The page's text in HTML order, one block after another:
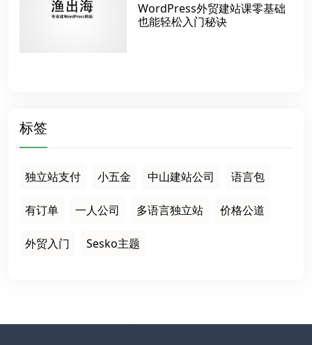
WordPress外贸建站课零基础
也能轻松入门秘诀
标签
独立站支付 小五金 中山建站公司 语言包
有订单 一人公司 多语言独立站 价格公道
外贸入门 Sesko主题